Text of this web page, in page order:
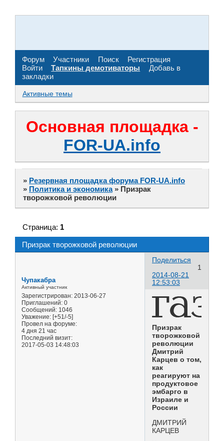
Форум Участники Поиск
Регистрация
Войти
Тапкины демотиваторы
Добавь в
закладки
Активные темы
Основная площадка -
FOR-UA.info
» Резервная площадка форума FOR-UA.info
» Политика и экономика » Призрак
творожковой революции
Призрак творожковой революции
Страница: 1
Поделиться
1
2014-08-21
12:53:03
Чупакабра
Активный участник
Зарегистрирован: 2013-06-27
Приглашений: 0
Сообщений: 1046
Уважение: [+51/-5]
Провел на форуме:
4 дня 21 час
Последний визит:
2017-05-03 14:48:03
Призрак
творожковой
революции
Дмитрий
Карцев о том,
как
реагируют на
продуктовое
эмбарго в
Израиле и
России
ДМИТРИЙ
КАРЦЕВ